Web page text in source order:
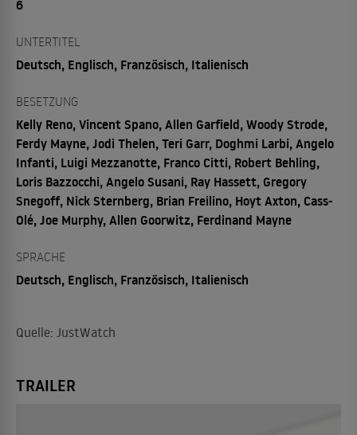
6
UNTERTITEL
Deutsch, Englisch, Französisch, Italienisch
BESETZUNG
Kelly Reno, Vincent Spano, Allen Garfield, Woody Strode,
Ferdy Mayne, Jodi Thelen, Teri Garr, Doghmi Larbi, Angelo
Infanti, Luigi Mezzanotte, Franco Citti, Robert Behling,
Loris Bazzocchi, Angelo Susani, Ray Hassett, Gregory
Snegoff, Nick Sternberg, Brian Freilino, Hoyt Axton, Cass-
Olé, Joe Murphy, Allen Goorwitz, Ferdinand Mayne
SPRACHE
Deutsch, Englisch, Französisch, Italienisch
Quelle: JustWatch
TRAILER